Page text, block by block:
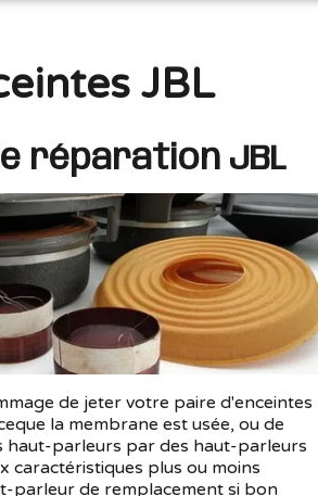
JBL
réparation JBL
de jeter votre paire d'enceintes
la membrane est usée, ou de
haut-parleurs par des haut-parleurs
caractéristiques plus ou moins
parleur de remplacement si bon